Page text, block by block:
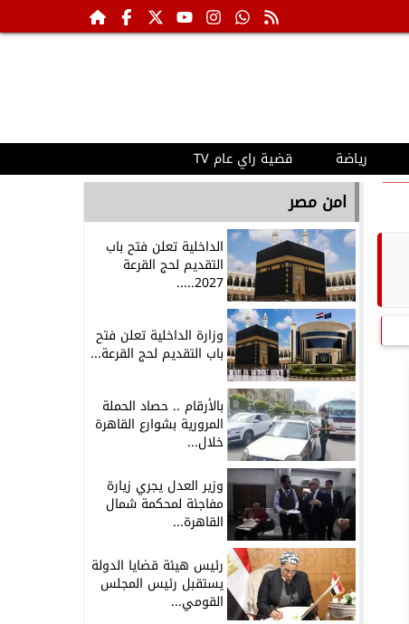
رياضة قضية راي عام TV
امن مصر
الداخلية تعلن فتح باب
التقديم لحج القرعة
2027.....
وزارة الداخلية تعلن فتح
باب التقديم لحج القرعة...
بالأرقام .. حصاد الحملة
المرورية بشوارع القاهرة
خلال...
وزير العدل يجري زيارة
مفاجئة لمحكمة شمال
القاهرة...
رئيس هيئة قضايا الدولة
يستقبل رئيس المجلس
القومي...